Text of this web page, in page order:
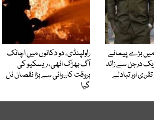
بڑے پیمانے
ایک درجن سے زائد
اور تبادلے
راولپنڈی، دو دکانوں میں اچانک
آگ بھڑک اٹھی، ریسکیو کی
بروقت کارروائی سے بڑا نقصان ٹل
گیا